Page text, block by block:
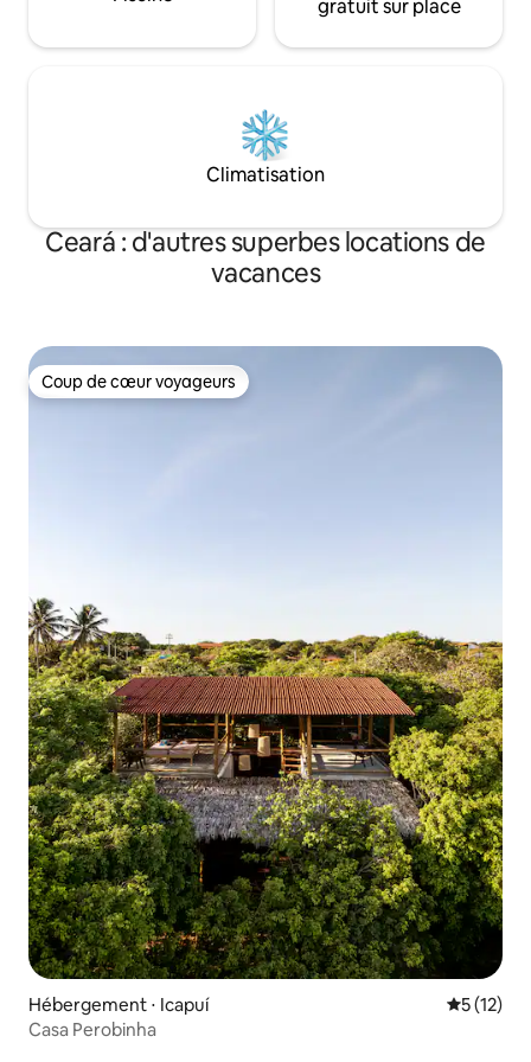
gratuit sur place
Climatisation
Ceará : d'autres superbes locations de
vacances
Coup de cœur voyageurs
Coup de cœur voyageurs
Hébergement ⋅ Icapuí
5 (12)
Casa Perobinha